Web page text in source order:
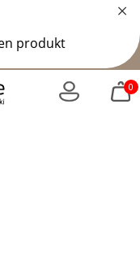
wysyłki
×
0